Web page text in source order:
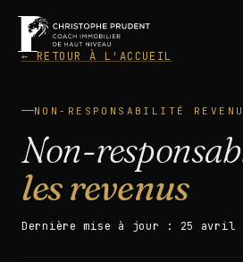
MENU
← RETOUR À L'ACCUEIL
NON-RESPONSABILITÉ
Non-
les revenus
Dernière mise à jour : 25 avril